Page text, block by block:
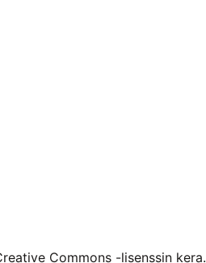
Commons -lisenssin kera.